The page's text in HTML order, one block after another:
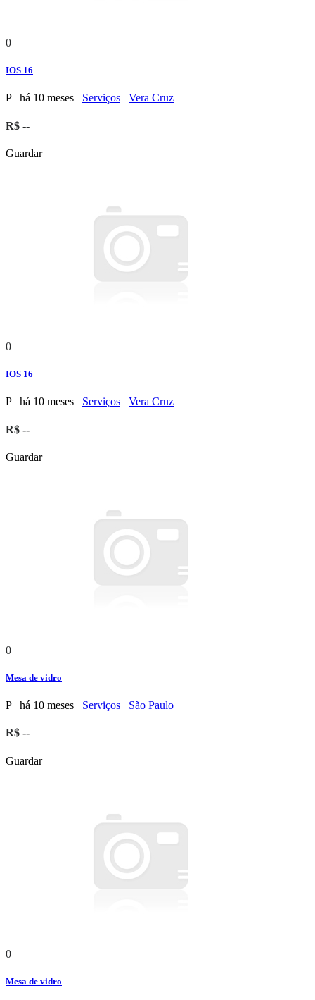
0
IOS 16
P há 10 meses Serviços Vera Cruz
R$ --
Guardar
0
IOS 16
P há 10 meses Serviços Vera Cruz
R$ --
Guardar
0
Mesa de vidro
P há 10 meses Serviços São Paulo
R$ --
Guardar
0
Mesa de vidro